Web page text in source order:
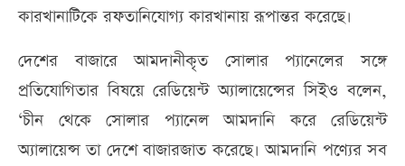
কারখানাটিকে রফতানিযোগ্য কারখানায় রূপান্তর করেছে।
দেশের বাজারে আমদানীকৃত সোলার প্যানেলের সঙ্গে
প্রতিযোগিতার বিষয়ে রেডিয়েন্ট অ্যালায়েন্সের সিইও বলেন,
‘চীন থেকে সোলার প্যানেল আমদানি করে রেডিয়েন্ট
অ্যালায়েন্স তা দেশে বাজারজাত করেছে। আমদানি পণ্যের সব